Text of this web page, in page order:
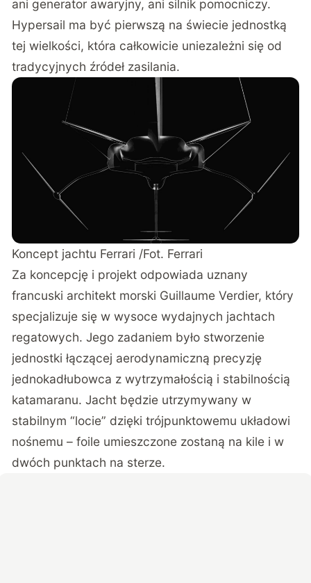
ani generator awaryjny, ani silnik pomocniczy.
Hypersail ma być pierwszą na świecie jednostką
tej wielkości, która całkowicie uniezależni się od
tradycyjnych źródeł zasilania.
Koncept jachtu Ferrari /Fot. Ferrari
Za koncepcję i projekt odpowiada uznany
francuski architekt morski Guillaume Verdier, który
specjalizuje się w wysoce wydajnych jachtach
regatowych. Jego zadaniem było stworzenie
jednostki łączącej aerodynamiczną precyzję
jednokadłubowca z wytrzymałością i stabilnością
katamaranu. Jacht będzie utrzymywany w
stabilnym “locie” dzięki trójpunktowemu układowi
nośnemu – foile umieszczone zostaną na kile i w
dwóch punktach na sterze.